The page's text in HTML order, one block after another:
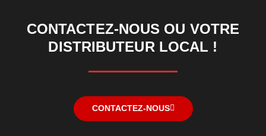
CONTACTEZ-NOUS OU VOTRE
DISTRIBUTEUR LOCAL !
CONTACTEZ-NOUS